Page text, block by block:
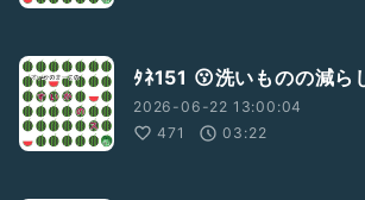
ﾀﾈ151 😗洗いものの減ら
2026-06-22 13:00:04
471
03:22